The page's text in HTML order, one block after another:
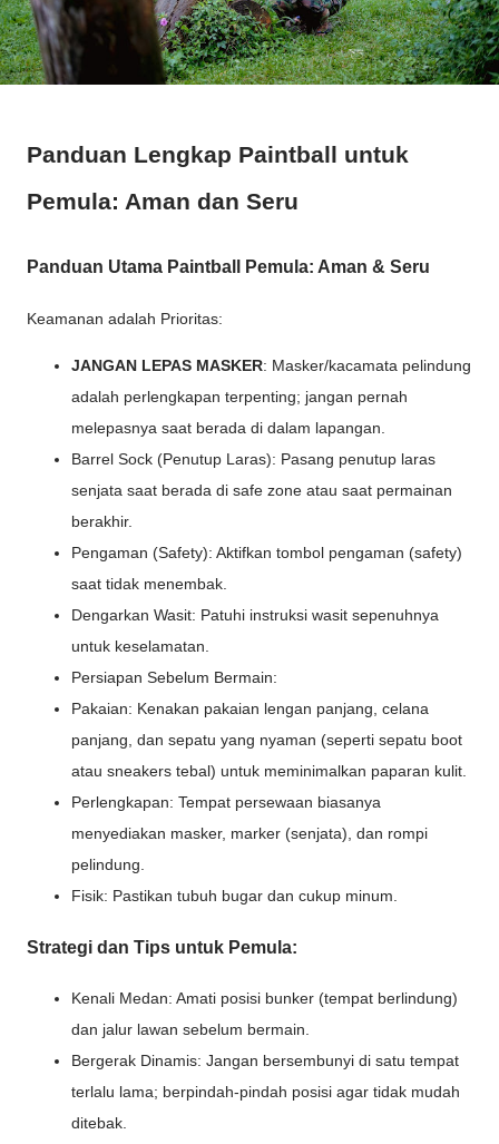
Panduan Lengkap Paintball untuk
Pemula: Aman dan Seru
Panduan Utama Paintball Pemula: Aman & Seru
Keamanan adalah Prioritas:
JANGAN LEPAS MASKER: Masker/kacamata pelindung
adalah perlengkapan terpenting; jangan pernah
melepasnya saat berada di dalam lapangan.
Barrel Sock (Penutup Laras): Pasang penutup laras
senjata saat berada di safe zone atau saat permainan
berakhir.
Pengaman (Safety): Aktifkan tombol pengaman (safety)
saat tidak menembak.
Dengarkan Wasit: Patuhi instruksi wasit sepenuhnya
untuk keselamatan.
Persiapan Sebelum Bermain:
Pakaian: Kenakan pakaian lengan panjang, celana
panjang, dan sepatu yang nyaman (seperti sepatu boot
atau sneakers tebal) untuk meminimalkan paparan kulit.
Perlengkapan: Tempat persewaan biasanya
menyediakan masker, marker (senjata), dan rompi
pelindung.
Fisik: Pastikan tubuh bugar dan cukup minum.
Strategi dan Tips untuk Pemula:
Kenali Medan: Amati posisi bunker (tempat berlindung)
dan jalur lawan sebelum bermain.
Bergerak Dinamis: Jangan bersembunyi di satu tempat
terlalu lama; berpindah-pindah posisi agar tidak mudah
ditebak.